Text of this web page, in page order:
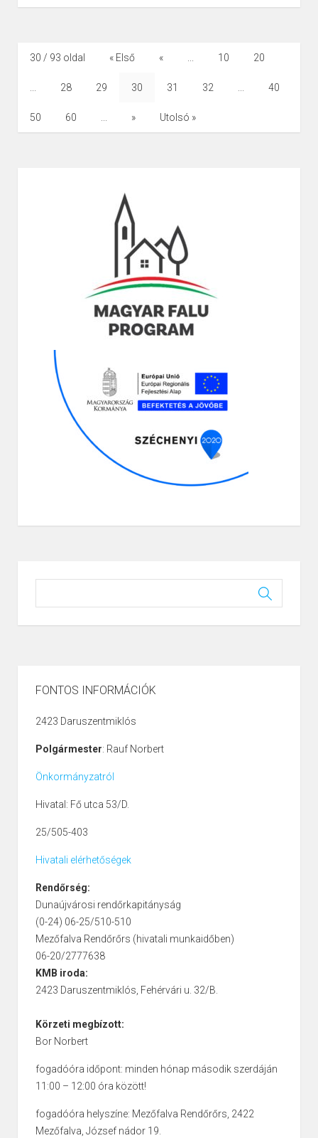
30 / 93 oldal « Első « 10 20
28 29 30 31 32 40
50 60 » Utolsó »
FONTOS INFORMÁCIÓK
2423 Daruszentmiklós
Polgármester: Rauf Norbert
Önkormányzatról
Hivatal: Fő utca 53/D.
25/505-403
Hivatali elérhetőségek
Rendőrség:
Dunaújvárosi rendőrkapitányság
(0-24) 06-25/510-510
Mezőfalva Rendőrőrs (hivatali munkaidőben)
06-20/2777638
KMB iroda:
2423 Daruszentmiklós, Fehérvári u. 32/B.
Körzeti megbízott:
Bor Norbert
fogadóóra időpont: minden hónap második szerdáján
11:00 – 12:00 óra között!
fogadóóra helyszíne: Mezőfalva Rendőrőrs, 2422
Mezőfalva, József nádor 19.